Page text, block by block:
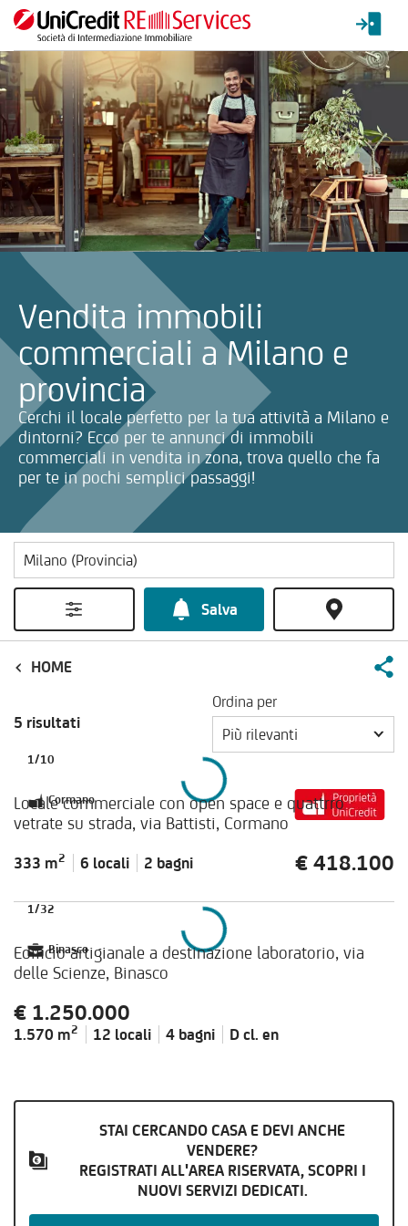
Vendita immobili
commerciali a Milano e
provincia
Cerchi il locale perfetto per la tua attività a Milano e
dintorni? Ecco per te annunci di immobili
commerciali in vendita in zona, trova quello che fa
per te in pochi semplici passaggi!
La ricerca verrà inviata automaticamente alla selezione delle
Salva
HOME
5 risultati
Ordina per
Più rilevanti
Cormano
1/10
Locale commerciale con open space e quattrro
vetrate su strada, via Battisti, Cormano
333 m2 6 locali 2 bagni € 418.100
Binasco
1/32
Edificio artigianale a destinazione laboratorio, via
delle Scienze, Binasco
1.570 m2 12 locali 4 bagni D cl. en
€ 1.250.000
STAI CERCANDO CASA E DEVI ANCHE
VENDERE?
REGISTRATI ALL'AREA RISERVATA, SCOPRI I
NUOVI SERVIZI DEDICATI.